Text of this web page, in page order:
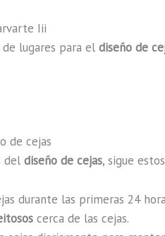
Iii
lugares para el diseño de
de cejas
del diseño de cejas, sigue
durante las primeras 24
cerca de las cejas.